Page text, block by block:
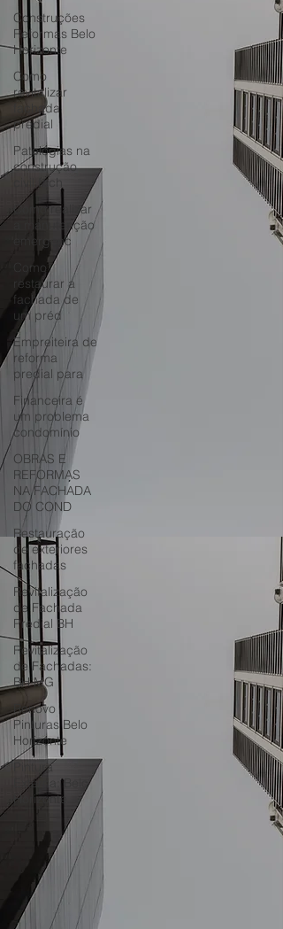
Construções
Reformas Belo
Horizonte
Como
revitalizar
fachada
predial
Patologias na
construção
civil fach
Como realizar
a manutenção
emergenc
Como
restaurar a
fachada de
um préd
Empreiteira de
reforma
predial para
Financeira é
um problema
condomínio
OBRAS E
REFORMAS
NA FACHADA
DO COND
Restauração
de exteriores
fachadas
Revitalização
de Fachada
Predial BH
Revitalização
de Fachadas:
BH MG
Renovo
Pinturas Belo
Horizonte
Pintura
Externa: Belo
Horizonte